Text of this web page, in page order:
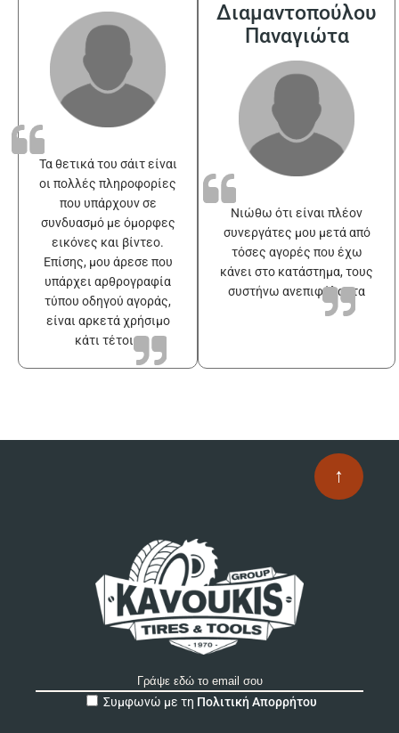
Τα θετικά του σάιτ είναι
οι πολλές πληροφορίες
που υπάρχουν σε
συνδυασμό με όμορφες
εικόνες και βίντεο.
Επίσης, μου άρεσε που
υπάρχει αρθρογραφία
τύπου οδηγού αγοράς,
είναι αρκετά χρήσιμο
κάτι τέτοιο
Διαμαντοπούλου
Παναγιώτα
Νιώθω ότι είναι πλέον
συνεργάτες μου μετά από
τόσες αγορές που έχω
κάνει στο κατάστημα, τους
συστήνω ανεπιφύλακτα
↑
Συμφωνώ με τη Πολιτική Απορρήτου